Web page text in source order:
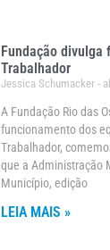
Fundação divulga
Trabalhador
Jessica Schumacker
A Fundação Rio das
funcionamento dos
Trabalhador,
que a Administração
Município, edição
LEIA MAIS »